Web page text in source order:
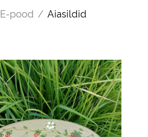
E-pood / Aiasildid